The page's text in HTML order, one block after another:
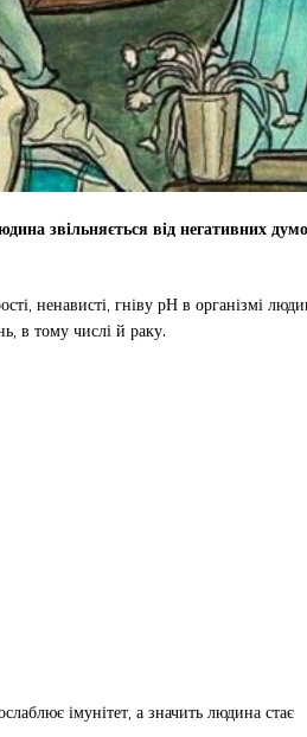
звільняється від негативних
ненависті, гніву рН в організмі
в тому числі й раку.
імунітет, а значить людина стає